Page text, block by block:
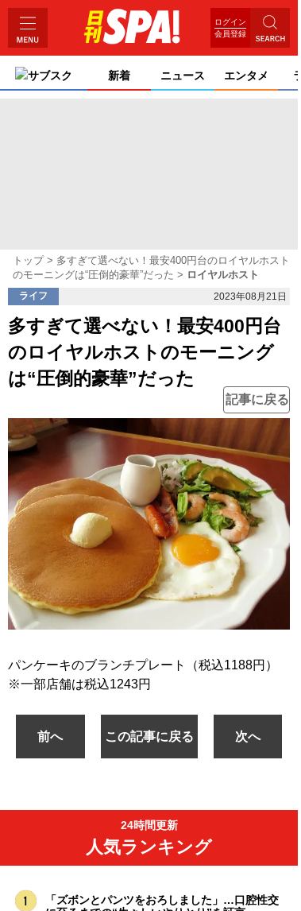
ログイン
会員登録
サブスク 新着 ニュース エンタメ
トップ
多すぎて選べない！最安400円台のロイヤルホスト
のモーニングは“圧倒的豪華”だった
ロイヤルホスト
ライフ 2023年08月21日
多すぎて選べない！最安400円台
のロイヤルホストのモーニング
は“圧倒的豪華”だった
記事に戻る
パンケーキのブランチプレート（税込1188円）
※一部店舗は税込1243円
前へ この記事に戻る 次へ
24時間更新
人気ランキング
「ズボンとパンツをおろしました」…口腔性交